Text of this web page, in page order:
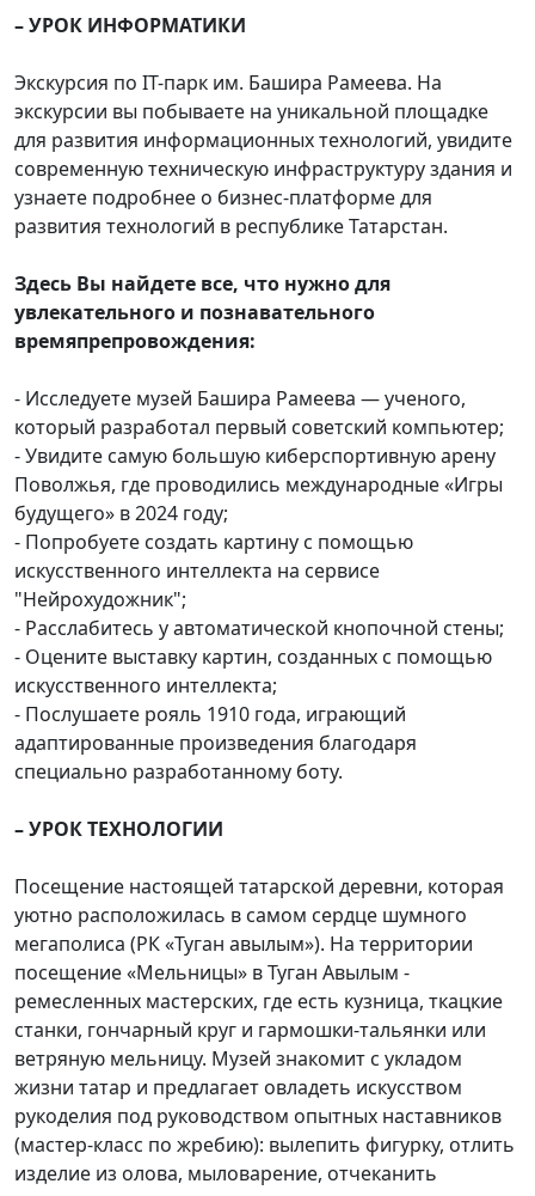
– УРОК ИНФОРМАТИКИ
Экскурсия по IT-парк им. Башира Рамеева. На
экскурсии вы побываете на уникальной площадке
для развития информационных технологий, увидите
современную техническую инфраструктуру здания и
узнаете подробнее о бизнес-платформе для
развития технологий в республике Татарстан.
Здесь Вы найдете все, что нужно для
увлекательного и познавательного
времяпрепровождения:
- Исследуете музей Башира Рамеева — ученого,
который разработал первый советский компьютер;
- Увидите самую большую киберспортивную арену
Поволжья, где проводились международные «Игры
будущего» в 2024 году;
- Попробуете создать картину с помощью
искусственного интеллекта на сервисе
"Нейрохудожник";
- Расслабитесь у автоматической кнопочной стены;
- Оцените выставку картин, созданных с помощью
искусственного интеллекта;
- Послушаете рояль 1910 года, играющий
адаптированные произведения благодаря
специально разработанному боту.
– УРОК ТЕХНОЛОГИИ
Посещение настоящей татарской деревни, которая
уютно расположилась в самом сердце шумного
мегаполиса (РК «Туган авылым»). На территории
посещение «Мельницы» в Туган Авылым -
ремесленных мастерских, где есть кузница, ткацкие
станки, гончарный круг и гармошки-тальянки или
ветряную мельницу. Музей знакомит с укладом
жизни татар и предлагает овладеть искусством
рукоделия под руководством опытных наставников
(мастер-класс по жребию): вылепить фигурку, отлить
изделие из олова, мыловарение, отчеканить